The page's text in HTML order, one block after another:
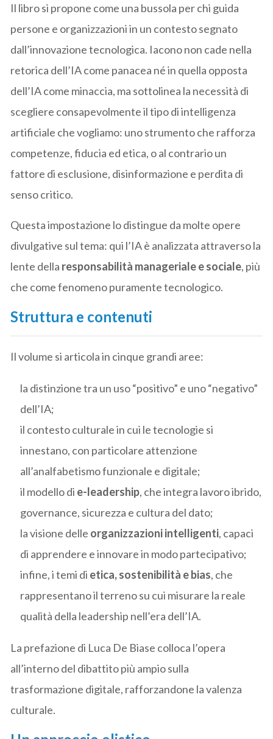
Il libro si propone come una bussola per chi guida
persone e organizzazioni in un contesto segnato
dall’innovazione tecnologica. Iacono non cade nella
retorica dell’IA come panacea né in quella opposta
dell’IA come minaccia, ma sottolinea la necessità di
scegliere consapevolmente il tipo di intelligenza
artificiale che vogliamo: uno strumento che rafforza
competenze, fiducia ed etica, o al contrario un
fattore di esclusione, disinformazione e perdita di
senso critico.
Questa impostazione lo distingue da molte opere
divulgative sul tema: qui l’IA è analizzata attraverso la
lente della responsabilità manageriale e sociale, più
che come fenomeno puramente tecnologico.
Struttura e contenuti
Il volume si articola in cinque grandi aree:
la distinzione tra un uso “positivo” e uno “negativo”
dell’IA;
il contesto culturale in cui le tecnologie si
innestano, con particolare attenzione
all’analfabetismo funzionale e digitale;
il modello di e-leadership, che integra lavoro ibrido,
governance, sicurezza e cultura del dato;
la visione delle organizzazioni intelligenti, capaci
di apprendere e innovare in modo partecipativo;
infine, i temi di etica, sostenibilità e bias, che
rappresentano il terreno su cui misurare la reale
qualità della leadership nell’era dell’IA.
La prefazione di Luca De Biase colloca l’opera
all’interno del dibattito più ampio sulla
trasformazione digitale, rafforzandone la valenza
culturale.